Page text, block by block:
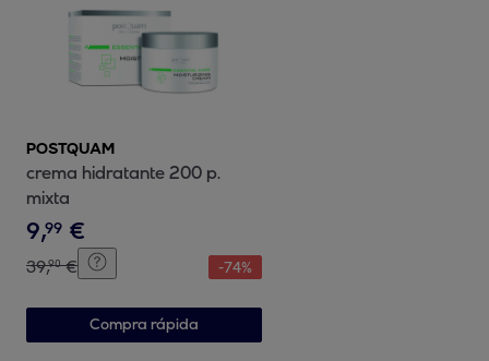
POSTQUAM
crema hidratante 200 p.
mixta
9,99 €
39,90 € -74%
Compra rápida